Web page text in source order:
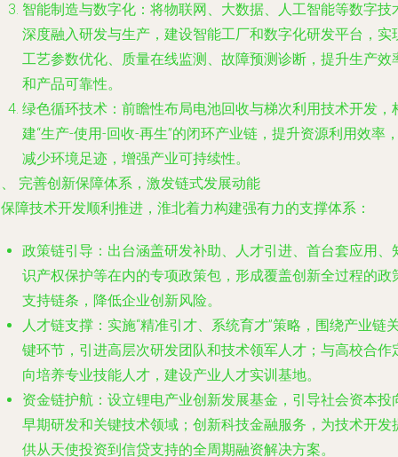
智能制造与数字化 ：将物联网、大数据、人工智能等数字技
深度融入研发与生产，建设智能工厂和数字化研发平台，实
工艺参数优化、质量在线监测、故障预测诊断，提升生产效
和产品可靠性。
绿色循环技术 ：前瞻性布局电池回收与梯次利用技术开发，
建“生产-使用-回收-再生”的闭环产业链，提升资源利用效率
减少环境足迹，增强产业可持续性。
完善创新保障体系，激发链式发展动能
障技术开发顺利推进，淮北着力构建强有力的支撑体系：
政策链引导 ：出台涵盖研发补助、人才引进、首台套应用、
识产权保护等在内的专项政策包，形成覆盖创新全过程的政
支持链条，降低企业创新风险。
人才链支撑 ：实施“精准引才、系统育才”策略，围绕产业链
键环节，引进高层次研发团队和技术领军人才；与高校合作
向培养专业技能人才，建设产业人才实训基地。
资金链护航 ：设立锂电产业创新发展基金，引导社会资本投
早期研发和关键技术领域；创新科技金融服务，为技术开发
供从天使投资到信贷支持的全周期融资解决方案。